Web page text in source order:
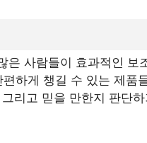
은 사람들이 효과적인 보
하게 챙길 수 있는 제품
리고 믿을 만한지 판단